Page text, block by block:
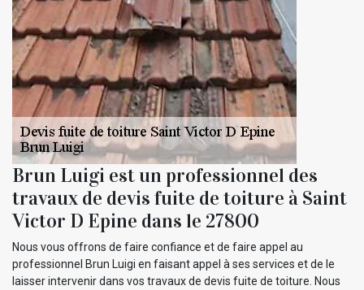
Brun Luigi est un professionnel des
travaux de devis fuite de toiture à Saint
Victor D Epine dans le 27800
Nous vous offrons de faire confiance et de faire appel au
professionnel Brun Luigi en faisant appel à ses services et de le
laisser intervenir dans vos travaux de devis fuite de toiture. Nous